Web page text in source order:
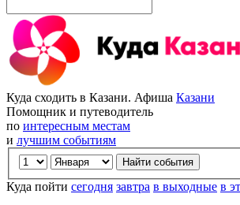
Куда сходить в Казани. Афиша Казани
Помощник и путеводитель
по интересным местам
и лучшим событиям
Куда пойти сегодня завтра в выходные в